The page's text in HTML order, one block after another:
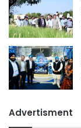
Advertisment